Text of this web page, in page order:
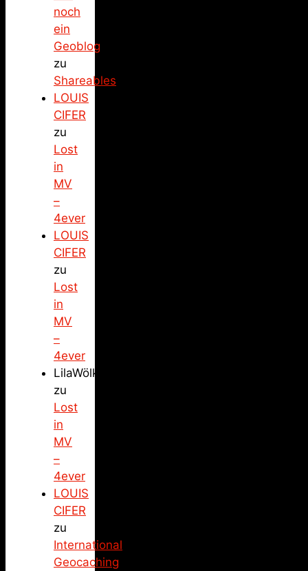
noch
ein
Geoblog
zu
Shareables
LOUIS
CIFER
zu
Lost
in
MV
–
4ever
LOUIS
CIFER
zu
Lost
in
MV
–
4ever
LilaWölkchen
zu
Lost
in
MV
–
4ever
LOUIS
CIFER
zu
International
Geocaching